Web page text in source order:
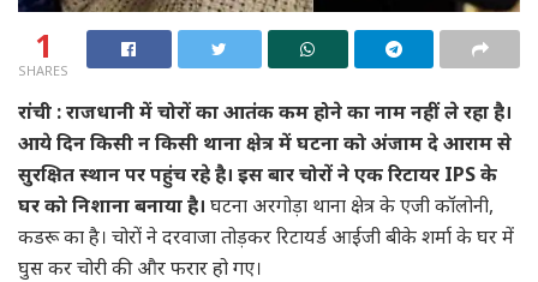
1
SHARES
रांची : राजधानी में चोरों का आतंक कम होने का नाम नहीं ले रहा है।
आये दिन किसी न किसी थाना क्षेत्र में घटना को अंजाम दे आराम से
सुरक्षित स्थान पर पहुंच रहे है। इस बार चोरों ने एक रिटायर IPS के
घर को निशाना बनाया है। घटना अरगोड़ा थाना क्षेत्र के एजी कॉलोनी,
कडरू का है। चोरों ने दरवाजा तोड़कर रिटायर्ड आईजी बीके शर्मा के घर में
घुस कर चोरी की और फरार हो गए।